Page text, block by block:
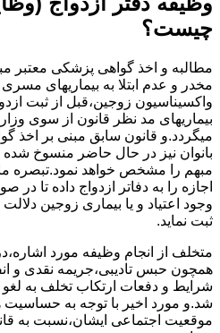
چیست؟
مطالبه و اخذ گواهی پزشکی معتبر
مخدر و عدم ابتلا به بیماریهای
بیماریهای مد نظر قانون از سوی
میگردد.و قانون سابق مبنی بر اخذ
بانوان نیز در حال حاضر منسوخ شده
مبهم را مشخص خواهد نمود.تبصره
اجازه را به دفاتر ازدواج داده تا
وجود اعتیاد و یا بیماری زوجین دلالت
ثبت نماید.
متخلف از انجام وظیفه مورد
همچون حبس تادیبی،جریمه نقدی و
شرایط و دفعات ارتکاب تخلف به
شد.و مورد اخیر با توجه به
موقعیت اجتماعی ایشان،نسبت به